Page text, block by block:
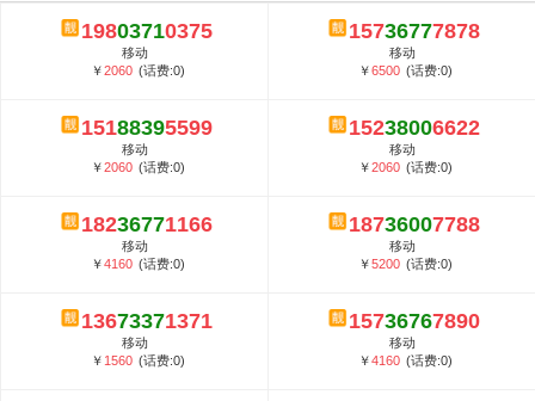
2020​电信最新套餐资费...
5G套餐资费贵吗？与国际相比很低会...
郑州全号网选号流程官方选号平台...
19803710375
移动
￥2060 (话费:0)
15736777878
移动
￥6500 (话费:0)
15188395599
移动
￥2060 (话费:0)
15238006622
移动
￥2060 (话费:0)
18236771166
移动
￥4160 (话费:0)
18736007788
移动
￥5200 (话费:0)
13673371371
移动
￥ 1560 (话费:0)
15736767890
移动
￥4160 (话费:0)